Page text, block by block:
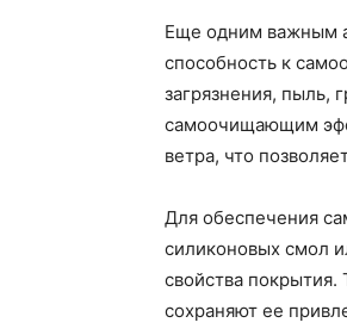
Еще одним важным
способность к
загрязнения, пыль,
самоочищающим
ветра, что
Для обеспечения
силиконовых смол
свойства покрытия.
сохраняют ее